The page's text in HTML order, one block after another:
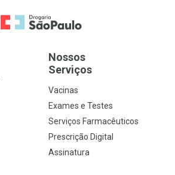
Ir para a Home
Nossos
Serviços
Vacinas
Exames e Testes
Serviços Farmacêuticos
Prescrição Digital
Assinatura